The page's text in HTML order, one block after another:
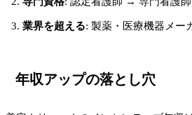
業界を超える: 製薬・医療機器メー
年収アップの落とし穴